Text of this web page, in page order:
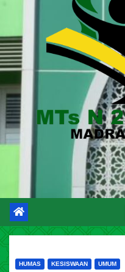
HUMAS KESISWAAN UMUM